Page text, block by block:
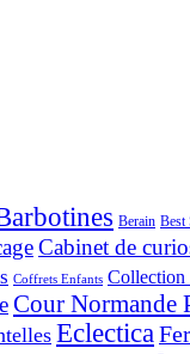
Berain Best
Cabinet de
Coffrets Enfants
Cour Normande
Eclectica